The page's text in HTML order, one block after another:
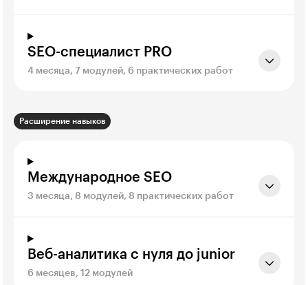
SEO-специалист PRO
4 месяца, 7 модулей, 6 практических работ
Расширение навыков
Международное SEO
3 месяца, 8 модулей, 8 практических работ
Веб-аналитика с нуля до junior
6 месяцев, 12 модулей